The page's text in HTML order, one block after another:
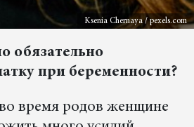
Ksenia Chernaya / pexels.com
обязательно
при беременности?
время родов женщине